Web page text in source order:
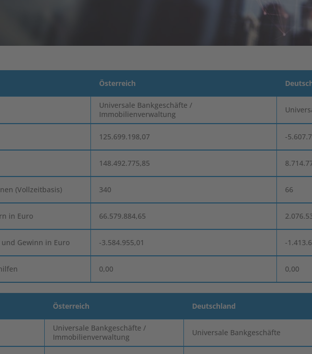
Österreich
Universale Bankgeschäfte /
Immobilienverwaltung
125.699.198,07 -
148.492.775,85
(Vollzeitbasis) 340 66
in Euro 66.579.884,65
Gewinn in Euro -3.584.955,01 -
0,00 0,00
Österreich Deutschland
Universale Bankgeschäfte /
Immobilienverwaltung
Universale Bankgeschäfte